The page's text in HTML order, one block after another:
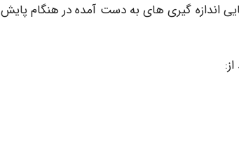
اندازه گیری های به دست آمده در هنگام پایش